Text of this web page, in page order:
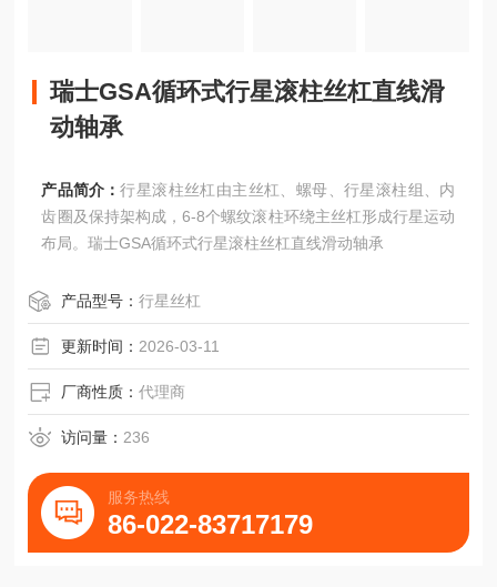
瑞士GSA循环式行星滚柱丝杠直线滑
动轴承
产品简介：行星滚柱丝杠由主丝杠、螺母、行星滚柱组、内
齿圈及保持架构成，6-8个螺纹滚柱环绕主丝杠形成行星运动
布局。瑞士GSA循环式行星滚柱丝杠直线滑动轴承
产品型号：行星丝杠
更新时间： 2026-03-11
厂商性质：代理商
访问量： 236
服务热线
86-022-83717179